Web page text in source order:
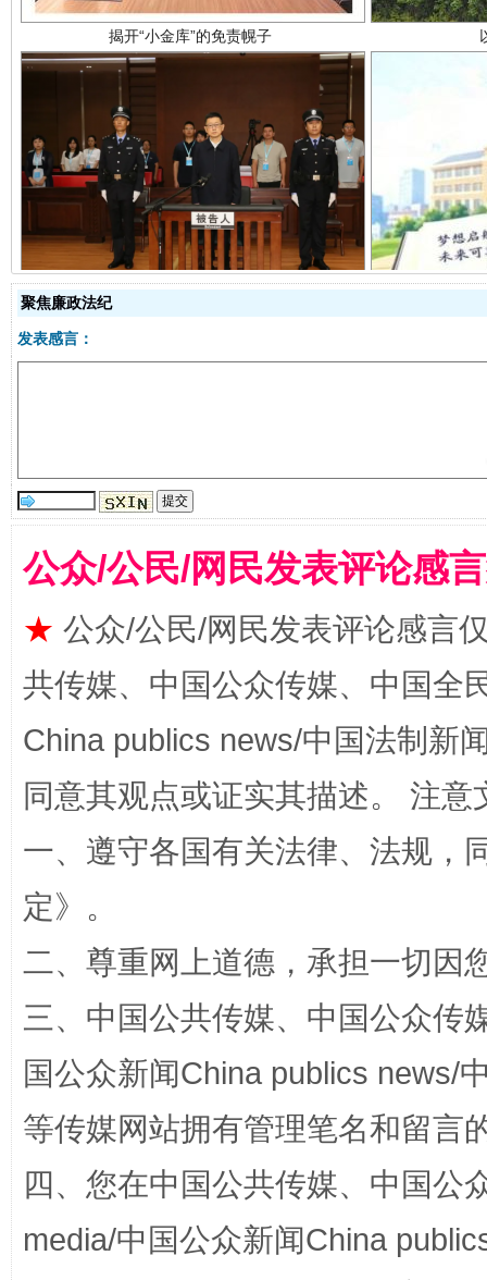
受贿1.44亿！段成刚被判无期 从幼
全民健身五年计划来了！等你上场
国家大学科技园优化重塑工作
聚焦廉政法纪
发表感言：
公众/公民/网民发表评论感
★ 公众/公民/网民发表评论感言
共传媒、中国公众传媒、中国全
China publics news/中国法制新
同意其观点或证实其描述。 注
一、遵守各国有关法律、法规，
定》。
二、尊重网上道德，承担一切因
三、中国公共传媒、中国公众传
国公众新闻China publics news/
等传媒网站拥有管理笔名和留言
四、您在中国公共传媒、中国公
media/中国公众新闻China